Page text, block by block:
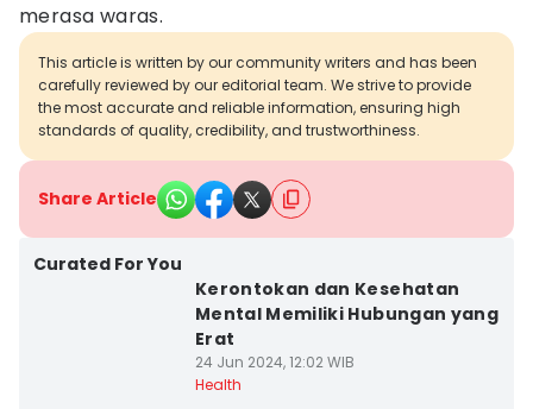
merasa waras.
This article is written by our community writers and has been
carefully reviewed by our editorial team. We strive to provide
the most accurate and reliable information, ensuring high
standards of quality, credibility, and trustworthiness.
Share Article
Curated For You
Kerontokan dan Kesehatan
Mental Memiliki Hubungan yang
Erat
24 Jun 2024, 12:02 WIB
Health